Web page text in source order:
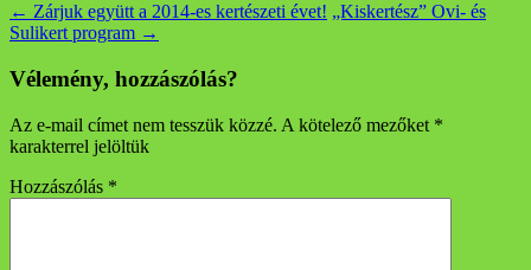
← Zárjuk együtt a 2014-es kertészeti évet! „Kiskertész” Ovi- és
Sulikert program →
Vélemény, hozzászólás?
Az e-mail címet nem tesszük közzé. A kötelező mezőket *
karakterrel jelöltük
Hozzászólás *